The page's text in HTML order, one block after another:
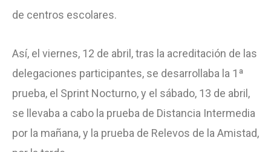
de centros escolares.
Así, el viernes, 12 de abril, tras la acreditación de las
delegaciones participantes, se desarrollaba la 1ª
prueba, el Sprint Nocturno, y el sábado, 13 de abril,
se llevaba a cabo la prueba de Distancia Intermedia
por la mañana, y la prueba de Relevos de la Amistad,